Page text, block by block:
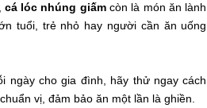
cá lóc nhúng giấmcòn là món ăn lành
tuổi, trẻ nhỏ hay người cần ăn uống
ngày cho gia đình, hãy thử ngay cách
vị, đảm bảo ăn một lần là ghiền.